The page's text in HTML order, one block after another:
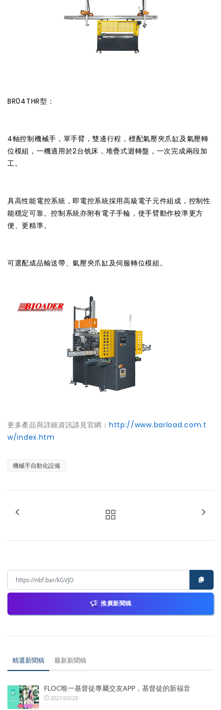
BR04THR型：
4軸控制機械手，單手臂，雙邊行程，標配氣壓夾爪缸及氣壓轉
位模組，一機適用於2台铣床，堆疊式迴轉盤，一次完成兩段加
工。
具高性能電控系統，即電控系統採用高級電子元件組成，控制性
能穩定可靠。控制系統亦附有電子手輪，使手臂動作校準更方
便、更精準。
可選配成品輸送帶、氣壓夾爪缸及伺服轉位模組。
更多產品與詳細資訊請見官網： http://www.barload.com.t
w/index.htm
機械手自動化設備
推廣新聞稿
精選新聞稿 最新新聞稿
FLOC唯一基督徒專屬交友APP，基督徒的新福音
2021/03/29